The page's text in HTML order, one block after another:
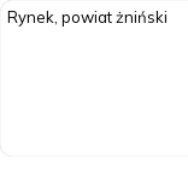
Rynek, powiat żniński